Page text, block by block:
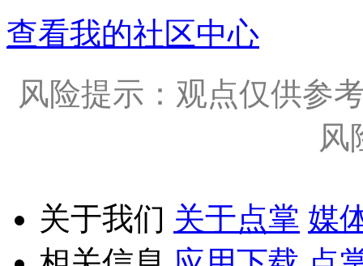
查看我的社区中心
风险提示：观点仅供参
风
关于我们 关于点掌 媒